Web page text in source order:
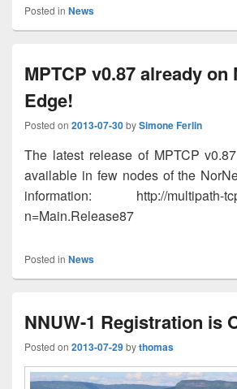
Posted in News
MPTCP v0.87 already on
Edge!
Posted on 2013-07-30bySimone Ferlin
The latest release of MPTCP
available in few nodes of the
information: http://multipath-
n=Main.Release87
Posted in News
NNUW-1 Registration is
Posted on 2013-07-29bythomas